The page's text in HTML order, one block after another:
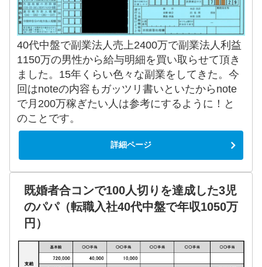
40代中盤で副業法人売上2400万で副業法人利益
1150万の男性から給与明細を買い取らせて頂き
ました。15年くらい色々な副業をしてきた。今
回はnoteの内容もガッツリ書いといたからnote
で月200万稼ぎたい人は参考にするように！と
のことです。
詳細ページ
既婚者合コンで100人切りを達成した3児
のパパ（転職入社40代中盤で年収1050万
円）